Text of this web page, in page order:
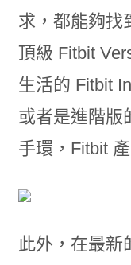
求，都能夠找
頂級 Fitbit
生活的 Fitbit
或者是進階版
手環，Fitbit
此外，在最新